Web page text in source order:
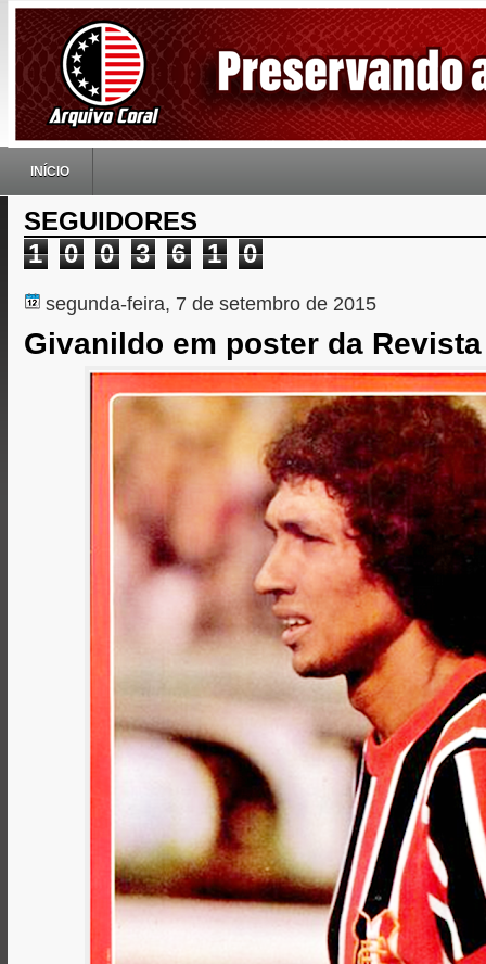
INÍCIO
SEGUIDORES
1
0 0 3 6 1 0
segunda-feira, 7 de setembro de 2015
Givanildo em poster da